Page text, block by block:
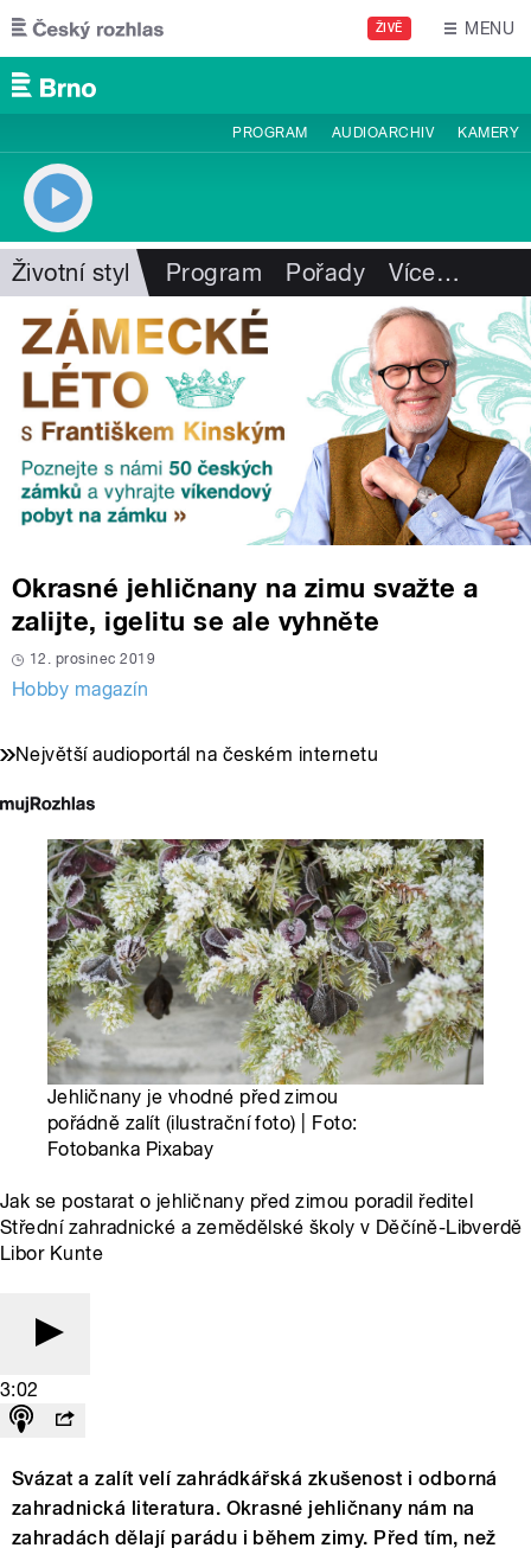
Přejít k hlavnímu obsahu
ŽIVĚ MENU
PROGRAM AUDIOARCHIV KAMERY
Životní styl Program Pořady Více…
Okrasné jehličnany na zimu svažte a
zalijte, igelitu se ale vyhněte
12. prosinec 2019
Hobby magazín
Největší audioportál na českém internetu
Jehličnany je vhodné před zimou
pořádně zalít (ilustrační foto) | Foto:
Fotobanka Pixabay
Jak se postarat o jehličnany před zimou poradil ředitel
Střední zahradnické a zemědělské školy v Děčíně-Libverdě
Libor Kunte
3:02
Svázat a zalít velí zahrádkářská zkušenost i odborná
zahradnická literatura. Okrasné jehličnany nám na
zahradách dělají parádu i během zimy. Před tím, než